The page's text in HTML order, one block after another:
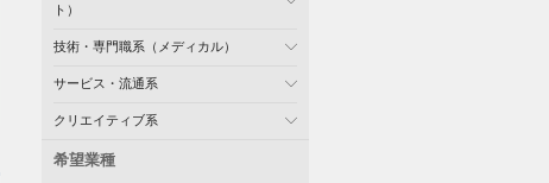
ト）
技術・専門職系（メディカル）
サービス・流通系
クリエイティブ系
希望業種